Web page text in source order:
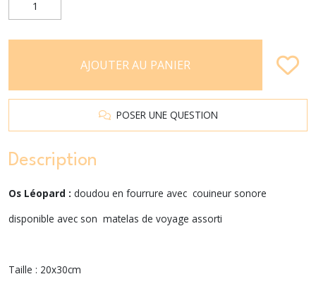
AJOUTER AU PANIER
POSER UNE QUESTION
Description
Os Léopard : doudou en fourrure avec couineur sonore
disponible avec son matelas de voyage assorti
Taille : 20x30cm